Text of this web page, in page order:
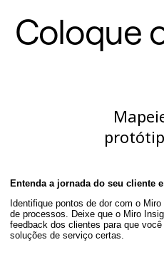
Tabelas
Documentos
Slides
Diagramas
Workshops
Mapas
Fluxogramas
Roadmaps
Roadmaps
Mapeamento
Design técnico
Coloque
Entenda a jornada do seu cliente
Identifique pontos de dor com o
de processos. Deixe que o Miro
feedback dos clientes para que
soluções de serviço certas.